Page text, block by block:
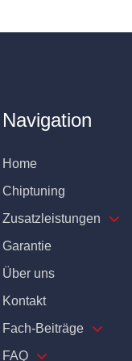
Navigation
Home
Chiptuning
Zusatzleistungen
Garantie
Über uns
Kontakt
Fach-Beiträge
FAQ